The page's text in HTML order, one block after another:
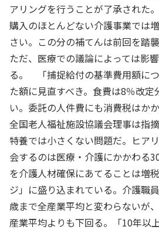
アリングを行うことが了承された
購入のほとんどない介護事業では
さい。この分の補てんは前回を踏
ただ、医療での議論によっては影
る。 「捕捉給付の基準費用額に
た額に見直すべき。食費は8％改
い。委託の人件費にも消費税はか
全国老人福祉施設協議会理事は指
特養では小さくない問題だ。ヒア
会するのは医療・介護にかかわ
を介護人材確保にあてることは増
ジ」に盛り込まれている。介護職
歳まで全産業平均と変わらないが
産業平均よりも下回る。「10年以